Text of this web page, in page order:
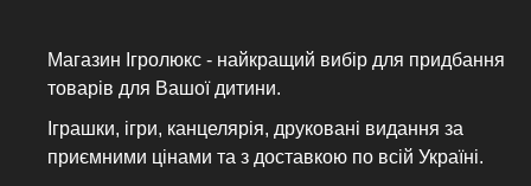
Магазин Ігролюкс - найкращий вибір для придбання
товарів для Вашої дитини.
Іграшки, ігри, канцелярія, друковані видання за
приємними цінами та з доставкою по всій Україні.